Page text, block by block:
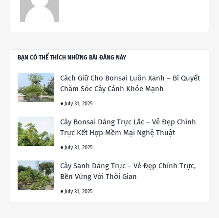
BẠN CÓ THỂ THÍCH NHỮNG BÀI ĐĂNG NÀY
Cách Giữ Cho Bonsai Luôn Xanh – Bí Quyết
Chăm Sóc Cây Cảnh Khỏe Mạnh
July 31, 2025
Cây Bonsai Dáng Trực Lắc – Vẻ Đẹp Chính
Trực Kết Hợp Mềm Mại Nghệ Thuật
July 31, 2025
Cây Sanh Dáng Trực – Vẻ Đẹp Chính Trực,
Bền Vững Với Thời Gian
July 31, 2025